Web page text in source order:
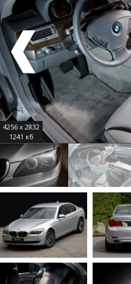
4256 x 2832
1241 кб